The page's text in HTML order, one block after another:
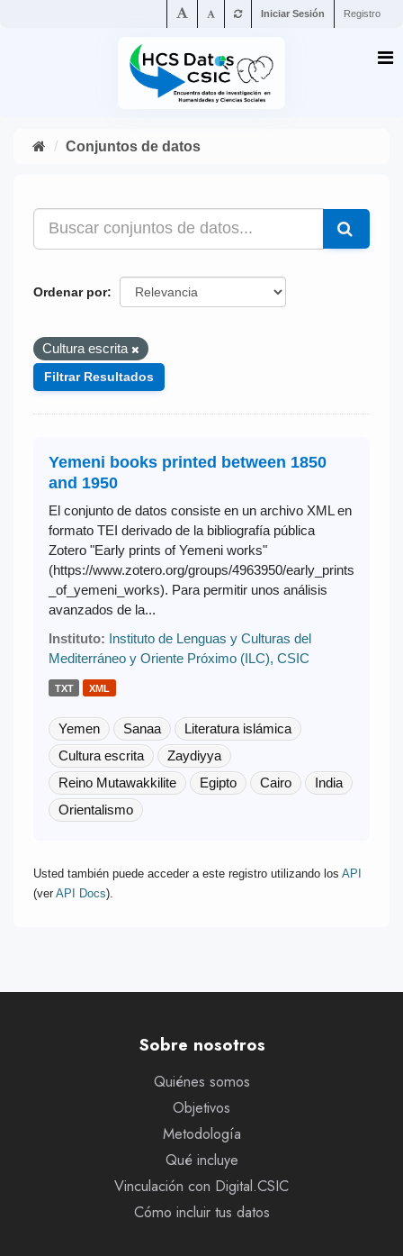
Iniciar Sesión Registro
Conjuntos de datos
Ordenar por
Cultura escrita
Filtrar Resultados
Yemeni books printed between 1850
and 1950
El conjunto de datos consiste en un archivo XML en
formato TEI derivado de la bibliografía pública
Zotero "Early prints of Yemeni works"
(https://www.zotero.org/groups/4963950/early_prints
_of_yemeni_works). Para permitir unos análisis
avanzados de la...
Instituto: Instituto de Lenguas y Culturas del
Mediterráneo y Oriente Próximo (ILC), CSIC
TXT XML
Yemen Sanaa
Literatura islámica
Cultura escrita
Zaydiyya
Reino Mutawakkilite
Egipto Cairo
India
Orientalismo
Usted también puede acceder a este registro utilizando los API
(ver API Docs).
Sobre nosotros
Quiénes somos
Objetivos
Metodología
Qué incluye
Vinculación con Digital.CSIC
Cómo incluir tus datos